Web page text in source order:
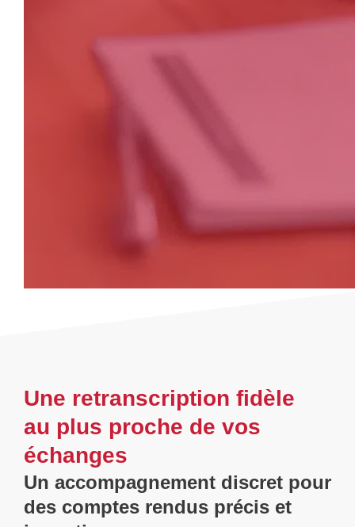
Une retranscription fidèle
au plus proche de vos
échanges
Un accompagnement discret pour
des comptes rendus précis et